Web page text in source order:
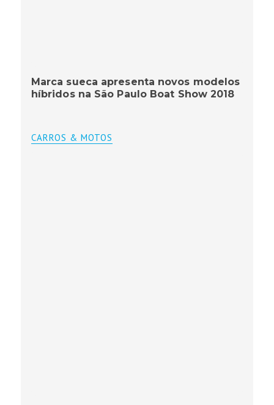
Marca sueca apresenta novos modelos
híbridos na São Paulo Boat Show 2018
CARROS & MOTOS